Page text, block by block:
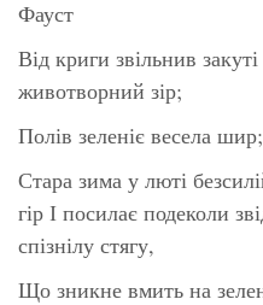
Фауст
Від криги звільнив
животворний зір;
Полів зеленіє весела шир;
Стара зима у люті
гір І посилає подеколи
спізнілу стягу,
Що зникне вмить на